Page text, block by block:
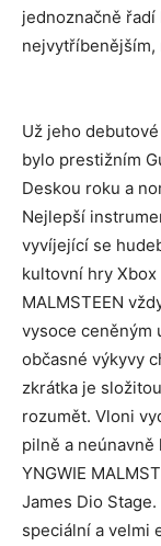
jednoznačně
nejvytříbenějším,
Už jeho
bylo prestižním
Deskou roku a
Nejlepší
vyvíjející se
kultovní hry Xbox
MALMSTEEN
vysoce ceněným
občasné výkyvy
zkrátka je
rozumět. Vloni
pilně a neúnavně
YNGWIE
James Dio
speciální a velmi